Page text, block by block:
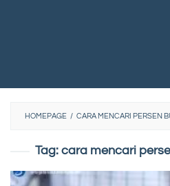
HOMEPAGE / CARA MENCARI PERSEN
Tag:cara mencari